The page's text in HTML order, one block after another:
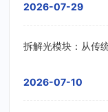
2026-07-29
拆解光模块：从传
2026-07-10